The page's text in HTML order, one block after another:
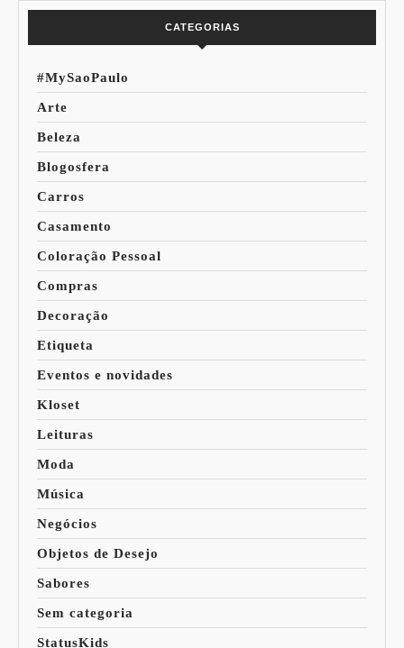
CATEGORIAS
#MySaoPaulo
Arte
Beleza
Blogosfera
Carros
Casamento
Coloração Pessoal
Compras
Decoração
Etiqueta
Eventos e novidades
Kloset
Leituras
Moda
Música
Negócios
Objetos de Desejo
Sabores
Sem categoria
StatusKids